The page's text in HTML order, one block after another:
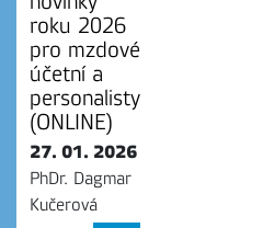
roku 2026
pro mzdové
účetní a
personalisty
(ONLINE)
27. 01. 2026
PhDr. Dagmar
Kučerová